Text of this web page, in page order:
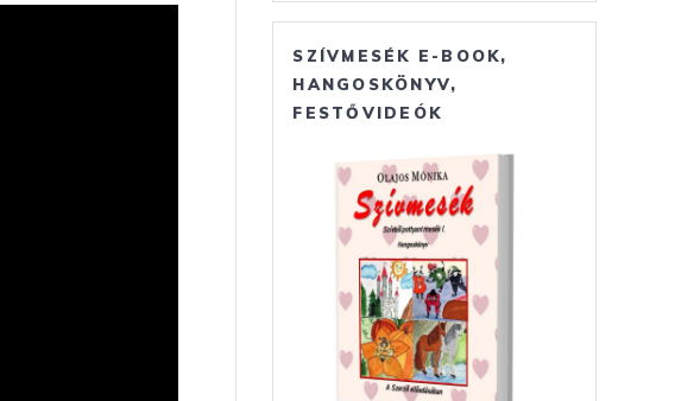
SZÍVMESÉK E-BOOK,
HANGOSKÖNYV,
FESTŐVIDEÓK